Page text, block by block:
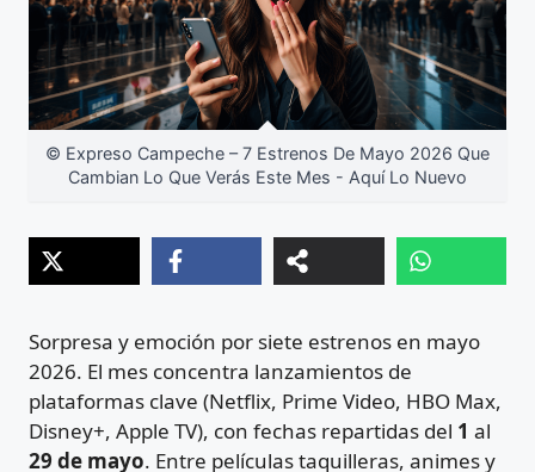
© Expreso Campeche – 7 Estrenos De Mayo 2026 Que
Cambian Lo Que Verás Este Mes - Aquí Lo Nuevo
Sorpresa y emoción por siete estrenos en mayo
2026. El mes concentra lanzamientos de
plataformas clave (Netflix, Prime Video, HBO Max,
Disney+, Apple TV), con fechas repartidas del 1 al
29 de mayo. Entre películas taquilleras, animes y